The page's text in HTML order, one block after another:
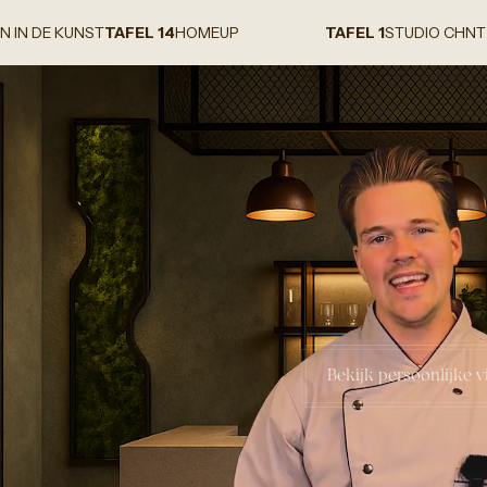
TAFEL 14HOMEUP TAFEL 1 STUDIO CHNTTAFEL 2
Bekijk persoonlijke